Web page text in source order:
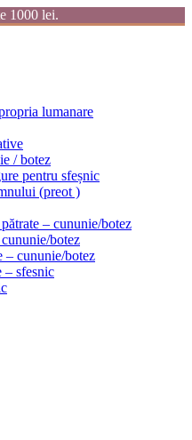
1000 lei.
lumanare
/ botez
pentru sfeșnic
(preot )
– cununie/botez
botez
– cununie/botez
– sfesnic